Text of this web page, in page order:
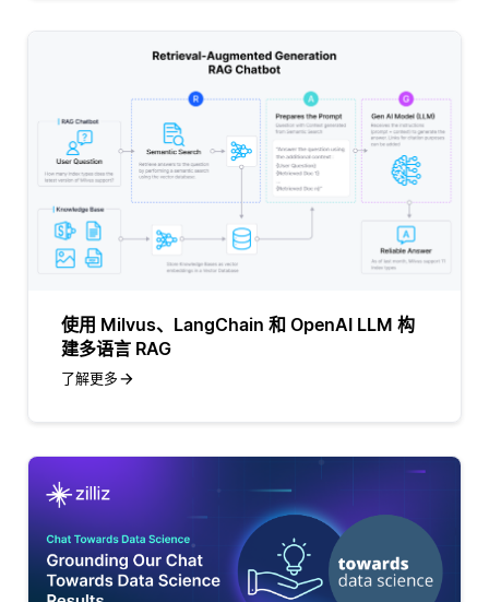
使用 Milvus、LangChain 和 OpenAI LLM 构
建多语言 RAG
了解更多